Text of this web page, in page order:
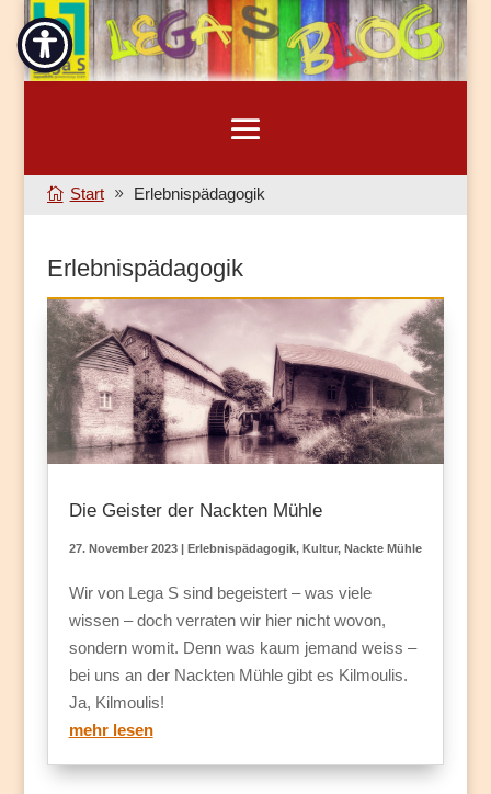
Start Erlebnispädagogik
Erlebnispädagogik
Die Geister der Nackten Mühle
27. November 2023| Erlebnispädagogik, Kultur, Nackte Mühle
Wir von Lega S sind begeistert – was viele
wissen – doch verraten wir hier nicht wovon,
sondern womit. Denn was kaum jemand weiss –
bei uns an der Nackten Mühle gibt es Kilmoulis.
Ja, Kilmoulis!
mehr lesen